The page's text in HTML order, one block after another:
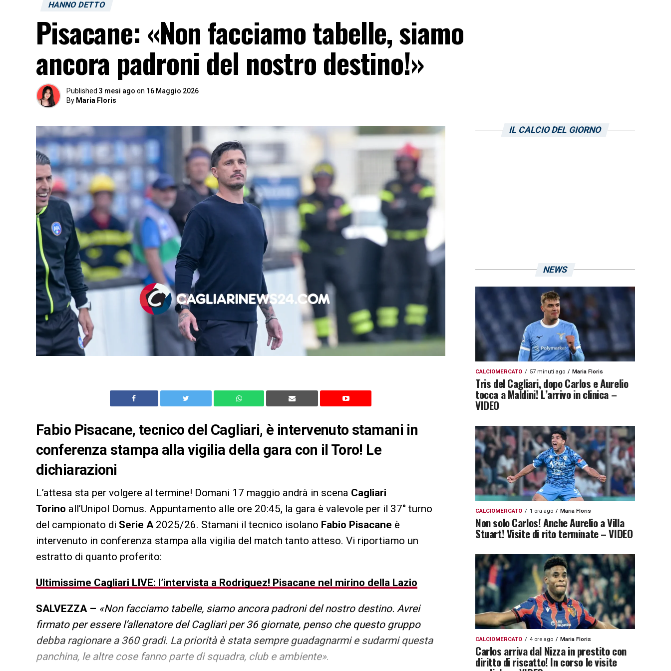
HANNO DETTO
Pisacane: «Non facciamo tabelle, siamo
ancora padroni del nostro destino!»
Published 3 mesi ago on 16 Maggio 2026
By Maria Floris
Fabio Pisacane, tecnico del Cagliari, è intervenuto stamani in
conferenza stampa alla vigilia della gara con il Toro! Le
dichiarazioni
L’attesa sta per volgere al termine! Domani 17 maggio andrà in scena Cagliari
Torino all’Unipol Domus. Appuntamento alle ore 20:45, la gara è valevole per il 37° turno
del campionato di Serie A2025/26. Stamani il tecnico isolano Fabio Pisacane è
intervenuto in conferenza stampa alla vigilia del match tanto atteso. Vi riportiamo un
estratto di quanto proferito:
Ultimissime Cagliari LIVE: l’intervista a Rodriguez! Pisacane nel mirino della Lazio
SALVEZZA – «Non facciamo tabelle, siamo ancora padroni del nostro destino. Avrei
firmato per essere l’allenatore del Cagliari per 36 giornate, penso che questo gruppo
debba ragionare a 360 gradi. La priorità è stata sempre guadagnarmi e sudarmi questa
panchina, le altre cose fanno parte di squadra, club e ambiente».
IL CALCIO DEL GIORNO
NEWS
CALCIOMERCATO 57 minuti ago Maria Floris
Tris del Cagliari, dopo Carlos e Aurelio
tocca a Maldini! L’arrivo in clinica –
VIDEO
CALCIOMERCATO 1 ora ago Maria Floris
Non solo Carlos! Anche Aurelio a Villa
Stuart! Visite di rito terminate – VIDEO
CALCIOMERCATO 4 ore ago Maria Floris
Carlos arriva dal Nizza in prestito con
diritto di riscatto! In corso le visite